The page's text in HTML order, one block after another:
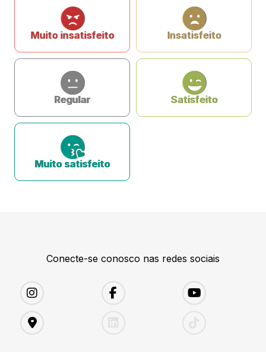
Muito insatisfeito Insatisfeito
Regular Satisfeito
Muito satisfeito
Conecte-se conosco nas redes sociais